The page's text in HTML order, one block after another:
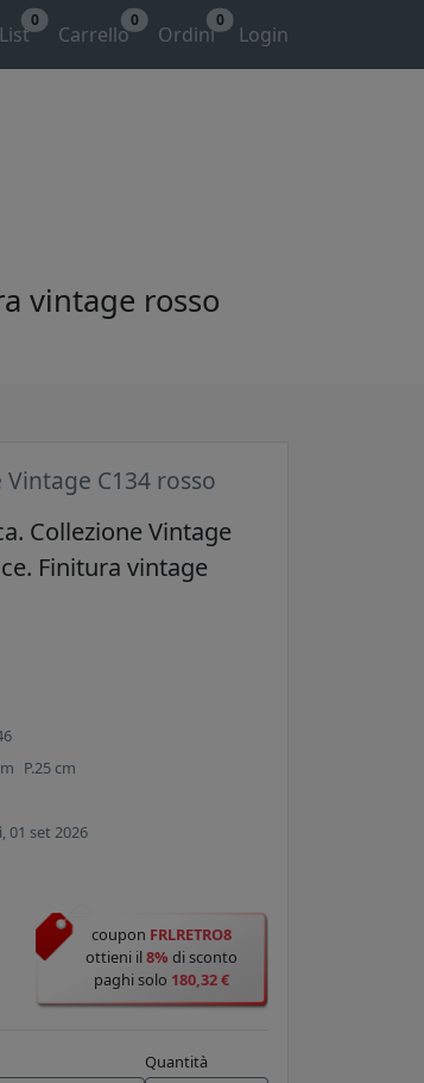
0
Carrello
0
Ordini
0
Login
vintage rosso
C134 rosso
Collezione Vintage
Finitura vintage
P.25 cm
01 set 2026
coupon FRLRETRO8
ottieni il8% di sconto
paghi solo 180,32 €
Quantità